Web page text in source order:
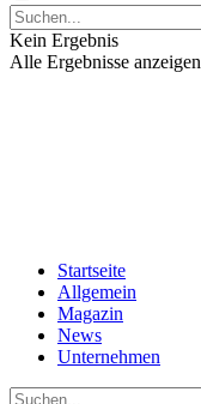
Kein Ergebnis
Alle Ergebnisse anzeigen
Startseite
Allgemein
Magazin
News
Unternehmen